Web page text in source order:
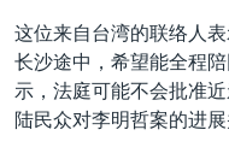
这位来自台湾的联络人
长沙途中，希望能全程
示，法庭可能不会批准
陆民众对李明哲案的进展